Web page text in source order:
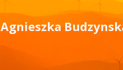
Agnieszka